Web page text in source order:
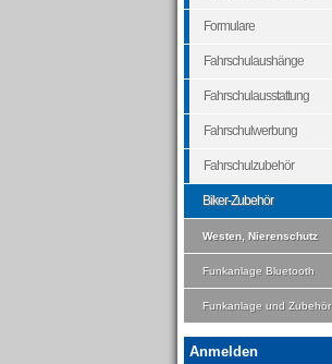
Formulare
Fahrschulaushänge
Fahrschulausstattung
Fahrschulwerbung
Fahrschulzubehör
Biker-Zubehör
Westen, Nierenschutz
Funkanlage Bluetooth
Funkanlage und Zubehör
Anmelden